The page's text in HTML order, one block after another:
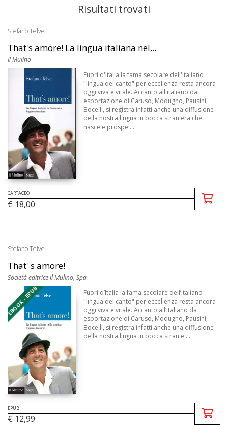
Risultati trovati
Stefano Telve
That's amore! La lingua italiana nel...
Il Mulino
Fuori d'Italia la fama secolare dell'italiano
"lingua del canto" per eccellenza resta ancora
oggi viva e vitale. Accanto all'italiano da
esportazione di Caruso, Modugno, Pausini,
Bocelli, si registra infatti anche una diffusione
della nostra lingua in bocca straniera che
nasce e prospe ...
CARTACEO
€ 18,00
Stefano Telve
That' s amore!
Società editrice il Mulino, Spa
EBOOK - EPUB
Fuori d’Italia la fama secolare dell’italiano
"lingua del canto" per eccellenza resta ancora
oggi viva e vitale. Accanto all’italiano da
esportazione di Caruso, Modugno, Pausini,
Bocelli, si registra infatti anche una diffusione
della nostra lingua in bocca stranie ...
EPUB
€ 12,99